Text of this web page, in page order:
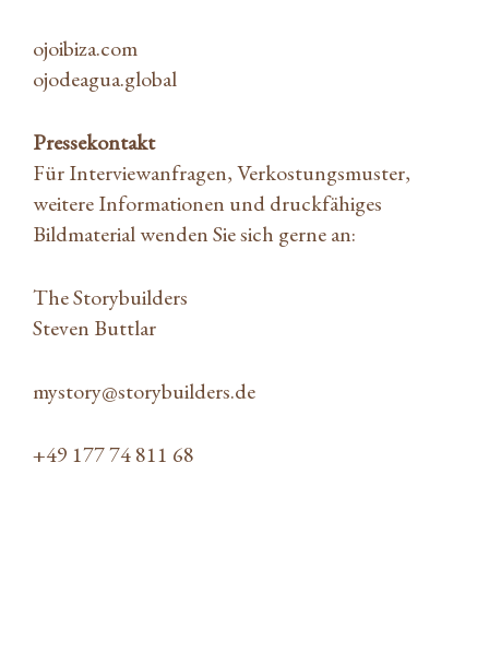
ojoibiza.com
ojodeagua.global
Pressekontakt
Für Interviewanfragen, Verkostungsmuster,
weitere Informationen und druckfähiges
Bildmaterial wenden Sie sich gerne an:
The Storybuilders
Steven Buttlar
mystory@storybuilders.de
+49 177 74 811 68